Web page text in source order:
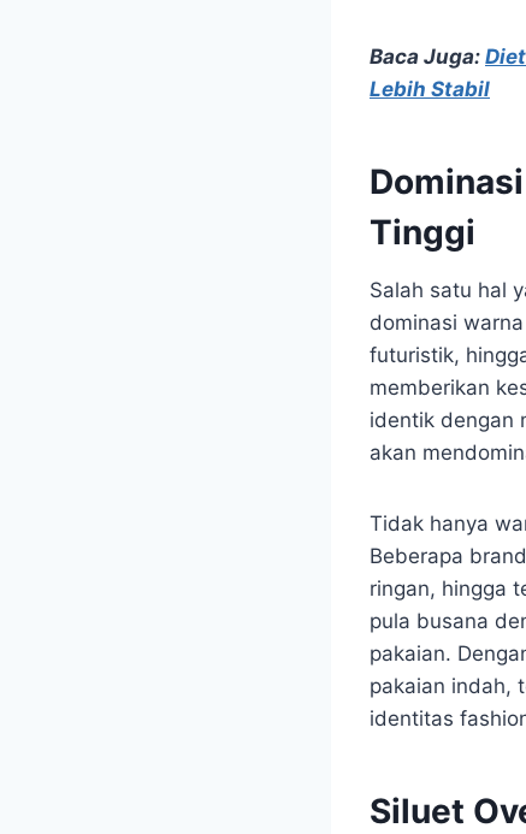
Baca Juga:
Lebih Stabil
Tinggi
Salah satu hal
dominasi
futuristik,
memberikan
identik dengan
akan
Tidak hanya
Beberapa
ringan, hingga
pula busana
pakaian.
pakaian indah,
identitas
Siluet